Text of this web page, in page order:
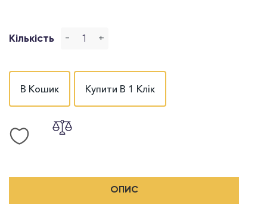
Кількість - +
В Кошик Купити В 1 Клік
ОПИС